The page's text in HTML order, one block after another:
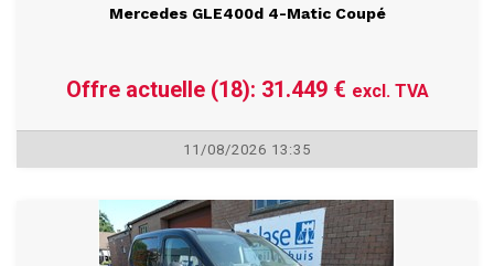
Mercedes GLE400d 4-Matic Coupé
Offre actuelle (18): 31.449 €excl. TVA
11/08/2026 13:35